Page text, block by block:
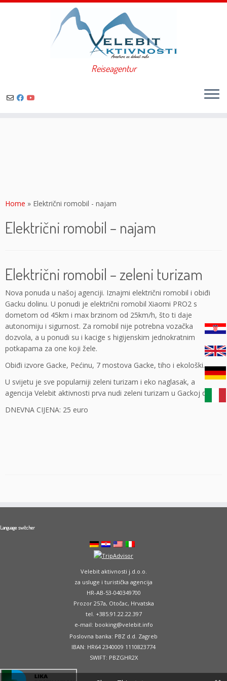
Reiseagentur
Home » Električni romobil - najam
Električni romobil – najam
Električni romobil – zeleni turizam
Nova ponuda u našoj agenciji. Iznajmi električni romobil i obiđi
Gacku dolinu. U ponudi je električni romobil Xiaomi PRO2 s
dometom od 45km i max brzinom od 25km/h, što ti daje
autonomiju i sigurnost. Za romobil nije potrebna vozačka
dozvola, a u ponudi su i kacige s higijenskim jednokratnim
potkapama za one koji žele.
Obiđi izvore Gacke, Pećinu, 7 mostova Gacke, tiho i ekološki.
U svijetu je sve popularniji zeleni turizam i eko naglasak, a
agencija Velebit aktivnosti prva nudi zeleni turizam u Gackoj dolini.
DNEVNA CIJENA: 25 euro
Language switcher
Velebit aktivnosti j.d.o.o.
za usluge i turistička agencija
HR-AB-53-040349700
Prozor 257a, Otočac, Hrvatska
tel. +385.91.22.22.397
e-mail: booking@velebit.info
Poslovna banka: PBZ d.d. Zagreb
IBAN: HR64 2340009 1110823774
SWIFT: PBZGHR2X